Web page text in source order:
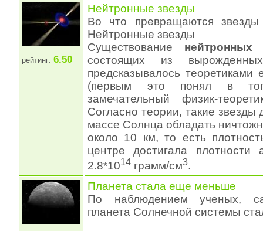
рейтинг: 6.50
Нейтронные звезды
Во что превращаются
Нейтронные звезды
Существование нейтронных
состоящих из
предсказывалось
(первым это понял в
замечательный физик-
Согласно теории, такие
массе Солнца обладать
около 10 км, то есть
центре достигала плотности
2.8*1014 грамм/см3.
Планета стала еще меньше
По наблюдением ученых,
планета Солнечной системы